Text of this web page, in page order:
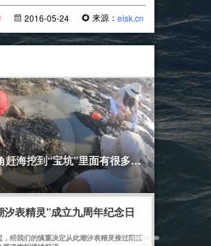
2016-05-24 来源：eisk.cn
2020-07-20
赶海挖到“宝坑”里面有很多沙螺
汐表精灵”成立九周年纪念日
，经我们的慎重决定从此潮汐表精灵接过阳江